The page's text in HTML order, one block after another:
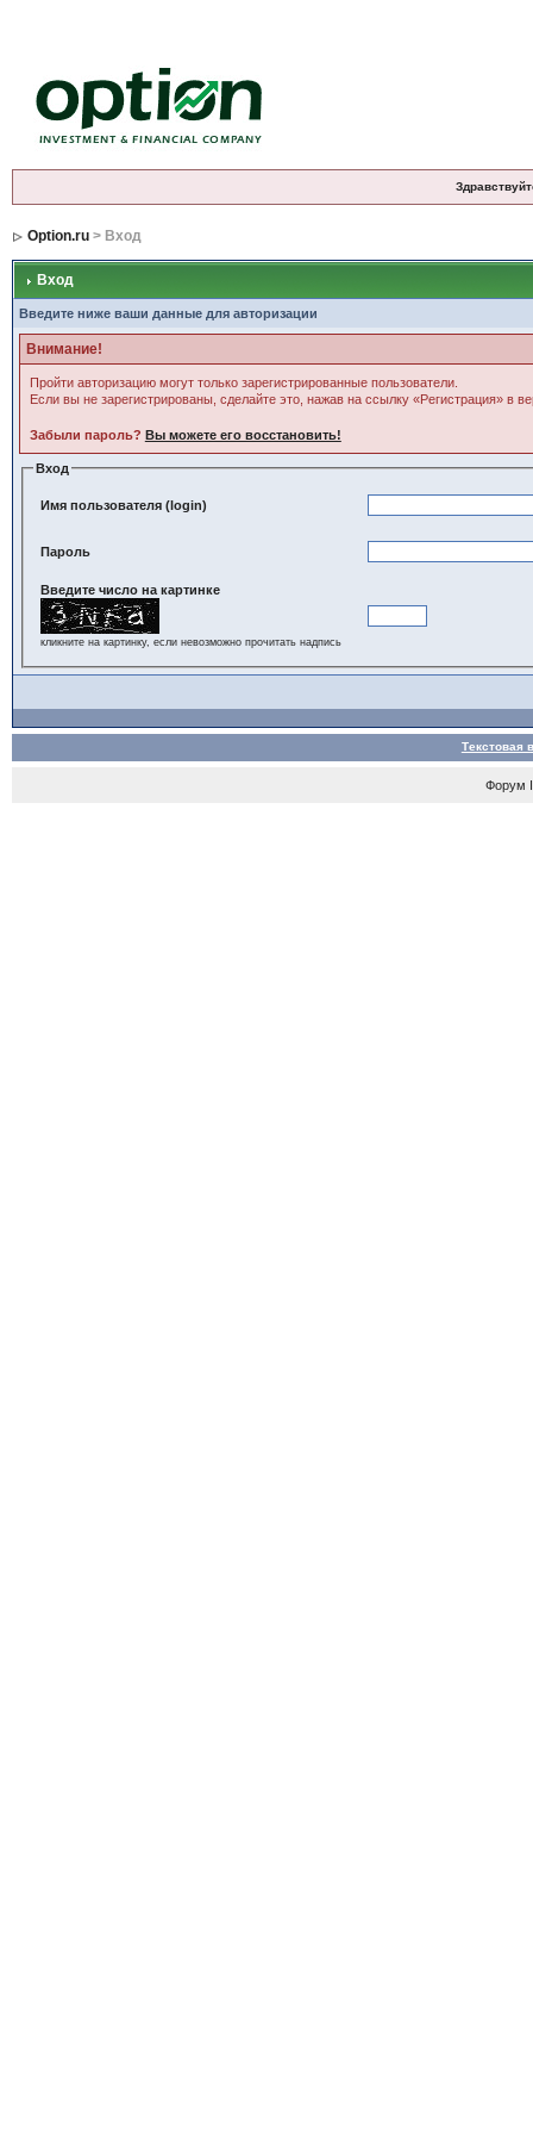
Option.ru> Вход
Вход
Введите ниже ваши данные для авторизации
Внимание!
Пройти авторизацию могут только зарегистрированные пользователи.
Если вы не зарегистрированы, сделайте это, нажав на ссылку «Регистрация» в
Забыли пароль? Вы можете его восстановить!
Вход
Имя пользователя (login)
Пароль
Введите число на картинке
кликните на картинку, если невозможно прочитать надпись
Текстовая
Форум